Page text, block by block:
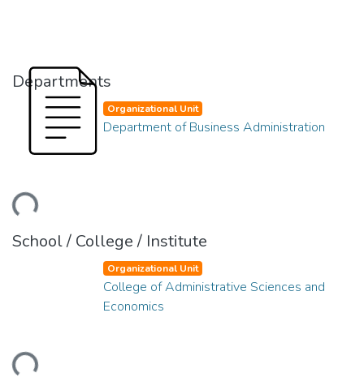
Departments
Organizational Unit
Department of Business Administration
School / College / Institute
Organizational Unit
College of Administrative Sciences and
Economics